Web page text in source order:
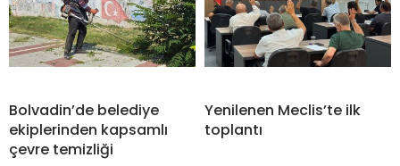
Bolvadin’de belediye
ekiplerinden kapsamlı
çevre temizliği
Yenilenen Meclis’te ilk
toplantı